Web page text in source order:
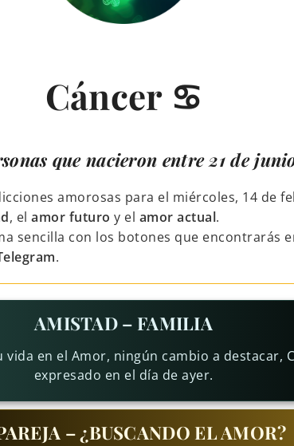
Cáncer ♋
que nacieron entre 21 de
amorosas para el miércoles, 14 de
, el amor futuro y el amor actual.
sencilla con los botones que encontrarás
.
AMISTAD – FAMILIA
en el Amor, ningún cambio a destacar,
expresado en el día de ayer.
– ¿BUSCANDO EL AMOR?